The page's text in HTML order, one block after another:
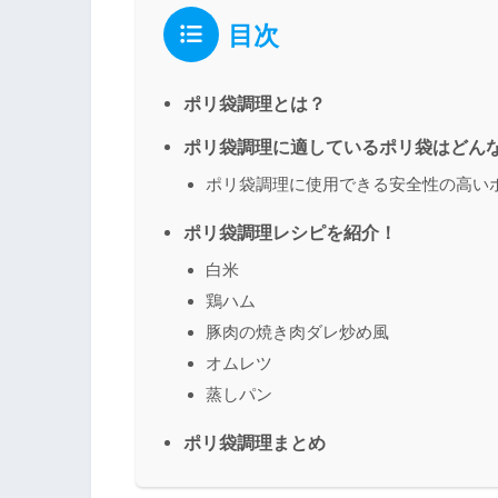
目次
ポリ袋調理とは？
ポリ袋調理に適しているポリ袋はどん
ポリ袋調理に使用できる安全性の高い
ポリ袋調理レシピを紹介！
白米
鶏ハム
豚肉の焼き肉ダレ炒め風
オムレツ
蒸しパン
ポリ袋調理まとめ